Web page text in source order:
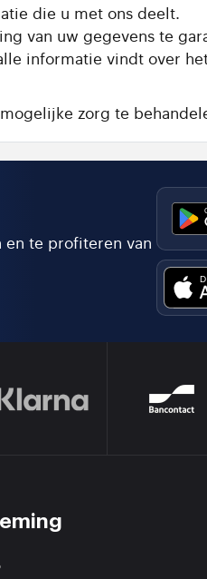
die u met ons deelt.
van uw gegevens te
informatie vindt over
zorg te
te profiteren van